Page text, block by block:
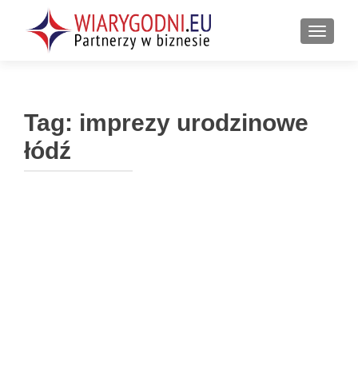
Tag: imprezy urodzinowe
łódź